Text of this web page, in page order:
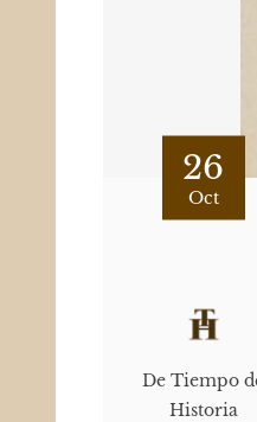
26
Oct
De Tiempo
Historia